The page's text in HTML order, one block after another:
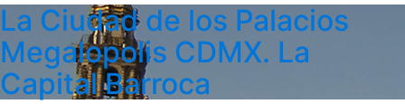
La Ciudad de los Palacios
Megalopolis CDMX. La
Capital Barroca